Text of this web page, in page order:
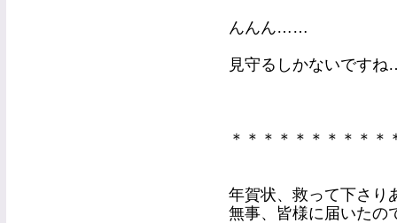
んんん……
見守るしかないです
＊＊＊＊＊＊＊＊＊＊
年賀状、救って下さ
無事、皆様に届いたの